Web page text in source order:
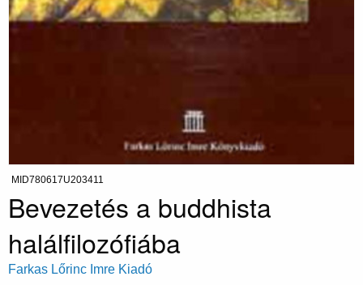
MID780617U203411
Bevezetés a buddhista
halálfilozófiába
Farkas Lőrinc Imre Kiadó